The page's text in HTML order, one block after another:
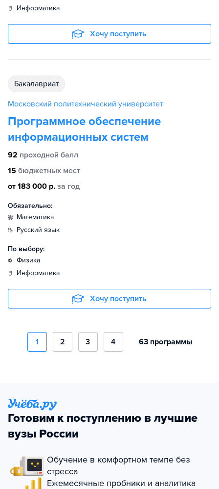
информатика
Хочу поступить
бакалавриат
Московский политехнический университет
Программное обеспечение
информационных систем
92 проходной балл
15 бюджетных мест
от 183 000 р. за год
Обязательно:
математика
русский язык
По выбору:
физика
информатика
Хочу поступить
1 2 3 4 63 программы
Готовим к поступлению в лучшие
вузы России
Обучение в комфортном темпе без
стресса
Ежемесячные пробники и аналитика